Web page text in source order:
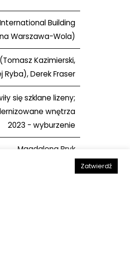
Building
Warszawa-Wola)
Kazimierski,
Ryba), Derek Fraser
się szklane lizeny;
wnętrza
2023 - wyburzenie
Magdalena Bryk
Zatwierdź